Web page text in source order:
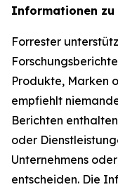
Informationen zu
Forrester
Produkte, Marken
empfiehlt
Berichten
oder
Unternehmens
entscheiden. Die